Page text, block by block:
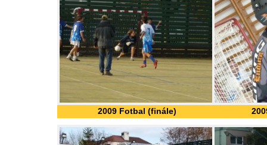
2009 Fotbal (finále)